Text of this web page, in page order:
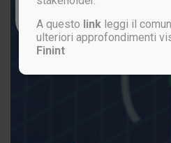
Non sei ancora
A questo link leggi il
ulteriori approfondimenti
Finint